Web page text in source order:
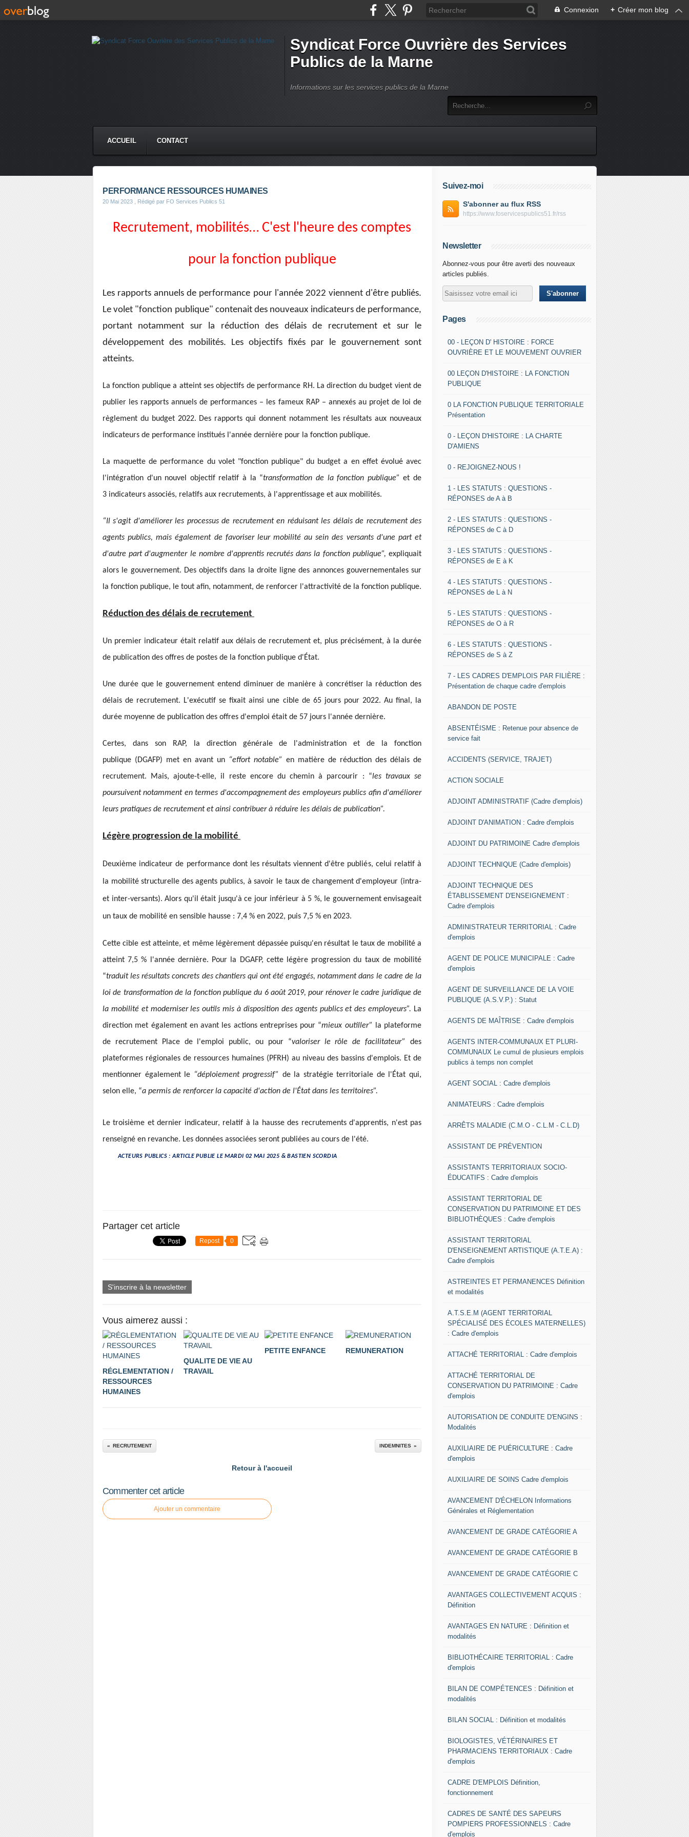
Connexion + Créer mon blog
Syndicat Force Ouvrière des Services
Publics de la Marne
Informations sur les services publics de la Marne
ACCUEIL CONTACT
PERFORMANCE RESSOURCES HUMAINES
20 Mai 2023 , Rédigé par FO Services Publics 51
Recrutement, mobilités… C'est l'heure des comptes
pour la fonction publique
Les rapports annuels de performance pour l'année 2022 viennent d'être publiés.
Le volet "fonction publique" contenait des nouveaux indicateurs de performance,
portant notamment sur la réduction des délais de recrutement et sur le
développement des mobilités. Les objectifs fixés par le gouvernement sont
atteints.
La fonction publique a atteint ses objectifs de performance RH. La direction du budget vient de
publier les rapports annuels de performances – les fameux RAP – annexés au projet de loi de
règlement du budget 2022. Des rapports qui donnent notamment les résultats aux nouveaux
indicateurs de performance institués l'année dernière pour la fonction publique.
La maquette de performance du volet "fonction publique" du budget a en effet évolué avec
l'intégration d'un nouvel objectif relatif à la “transformation de la fonction publique”et de
3 indicateurs associés, relatifs aux recrutements, à l'apprentissage et aux mobilités.
“Il s'agit d'améliorer les processus de recrutement en réduisant les délais de recrutement des
agents publics, mais également de favoriser leur mobilité au sein des versants d'une part et
d'autre part d'augmenter le nombre d'apprentis recrutés dans la fonction publique”, expliquait
alors le gouvernement. Des objectifs dans la droite ligne des annonces gouvernementales sur
la fonction publique, le tout afin, notamment, de renforcer l'attractivité de la fonction publique.
Réduction des délais de recrutement
Un premier indicateur était relatif aux délais de recrutement et, plus précisément, à la durée
de publication des offres de postes de la fonction publique d'État.
Une durée que le gouvernement entend diminuer de manière à concrétiser la réduction des
délais de recrutement. L'exécutif se fixait ainsi une cible de 65 jours pour 2022. Au final, la
durée moyenne de publication des offres d'emploi était de 57 jours l'année dernière.
Certes, dans son RAP, la direction générale de l'administration et de la fonction
publique (DGAFP) met en avant un “effort notable” en matière de réduction des délais de
recrutement. Mais, ajoute-t-elle, il reste encore du chemin à parcourir : “les travaux se
poursuivent notamment en termes d'accompagnement des employeurs publics afin d'améliorer
leurs pratiques de recrutement et ainsi contribuer à réduire les délais de publication”.
Légère progression de la mobilité
Deuxième indicateur de performance dont les résultats viennent d'être publiés, celui relatif à
la mobilité structurelle des agents publics, à savoir le taux de changement d'employeur (intra-
et inter-versants). Alors qu'il était jusqu'à ce jour inférieur à 5 %, le gouvernement envisageait
un taux de mobilité en sensible hausse : 7,4 % en 2022, puis 7,5 % en 2023.
Cette cible est atteinte, et même légèrement dépassée puisqu'en résultat le taux de mobilité a
atteint 7,5 % l'année dernière. Pour la DGAFP, cette légère progression du taux de mobilité
“traduit les résultats concrets des chantiers qui ont été engagés, notamment dans le cadre de la
loi de transformation de la fonction publique du 6 août 2019, pour rénover le cadre juridique de
la mobilité et moderniser les outils mis à disposition des agents publics et des employeurs”. La
direction met également en avant les actions entreprises pour “mieux outiller”
la plateforme
de recrutement Place de l'emploi public, ou pour “valoriser le rôle de facilitateur”des
plateformes régionales de ressources humaines (PFRH) au niveau des bassins d'emplois. Et de
mentionner également le “déploiement progressif” de la stratégie territoriale de l'État qui,
selon elle, “a permis de renforcer la capacité d'action de l'État dans les territoires”.
Le troisième et dernier indicateur, relatif à la hausse des recrutements d'apprentis, n'est pas
renseigné en revanche. Les données associées seront publiées au cours de l'été.
ACTEURS PUBLICS : ARTICLE PUBLIE LE MARDI 02 MAI 2025 & BASTIEN SCORDIA
Partager cet article
Repost 0
S'inscrire à la newsletter
Vous aimerez aussi :
RÉGLEMENTATION /
RESSOURCES
HUMAINES
QUALITE DE VIE AU
TRAVAIL
PETITE ENFANCE REMUNERATION
RECRUTEMENT INDEMNITES
Retour à l'accueil
Commenter cet article
Ajouter un commentaire
Suivez-moi
S'abonner au flux RSS
https://www.foservicespublics51.fr/rss
Newsletter
Abonnez-vous pour être averti des nouveaux
articles publiés.
Pages
00 - LEÇON D' HISTOIRE : FORCE
OUVRIÈRE ET LE MOUVEMENT OUVRIER
00 LEÇON D'HISTOIRE : LA FONCTION
PUBLIQUE
0 LA FONCTION PUBLIQUE TERRITORIALE
Présentation
0 - LEÇON D'HISTOIRE : LA CHARTE
D'AMIENS
0 - REJOIGNEZ-NOUS !
1 - LES STATUTS : QUESTIONS -
RÉPONSES de A à B
2 - LES STATUTS : QUESTIONS -
RÉPONSES de C à D
3 - LES STATUTS : QUESTIONS -
RÉPONSES de E à K
4 - LES STATUTS : QUESTIONS -
RÉPONSES de L à N
5 - LES STATUTS : QUESTIONS -
RÉPONSES de O à R
6 - LES STATUTS : QUESTIONS -
RÉPONSES de S à Z
7 - LES CADRES D'EMPLOIS PAR FILIÈRE :
Présentation de chaque cadre d'emplois
ABANDON DE POSTE
ABSENTÉISME : Retenue pour absence de
service fait
ACCIDENTS (SERVICE, TRAJET)
ACTION SOCIALE
ADJOINT ADMINISTRATIF (Cadre d'emplois)
ADJOINT D'ANIMATION : Cadre d'emplois
ADJOINT DU PATRIMOINE Cadre d'emplois
ADJOINT TECHNIQUE (Cadre d'emplois)
ADJOINT TECHNIQUE DES
ÉTABLISSEMENT D'ENSEIGNEMENT :
Cadre d'emplois
ADMINISTRATEUR TERRITORIAL : Cadre
d'emplois
AGENT DE POLICE MUNICIPALE : Cadre
d'emplois
AGENT DE SURVEILLANCE DE LA VOIE
PUBLIQUE (A.S.V.P.) : Statut
AGENTS DE MAÎTRISE : Cadre d'emplois
AGENTS INTER-COMMUNAUX ET PLURI-
COMMUNAUX Le cumul de plusieurs emplois
publics à temps non complet
AGENT SOCIAL : Cadre d'emplois
ANIMATEURS : Cadre d'emplois
ARRÊTS MALADIE (C.M.O - C.L.M - C.L.D)
ASSISTANT DE PRÉVENTION
ASSISTANTS TERRITORIAUX SOCIO-
ÉDUCATIFS : Cadre d'emplois
ASSISTANT TERRITORIAL DE
CONSERVATION DU PATRIMOINE ET DES
BIBLIOTHÈQUES : Cadre d'emplois
ASSISTANT TERRITORIAL
D'ENSEIGNEMENT ARTISTIQUE (A.T.E.A) :
Cadre d'emplois
ASTREINTES ET PERMANENCES Définition
et modalités
A.T.S.E.M (AGENT TERRITORIAL
SPÉCIALISÉ DES ÉCOLES MATERNELLES)
: Cadre d'emplois
ATTACHÉ TERRITORIAL : Cadre d'emplois
ATTACHÉ TERRITORIAL DE
CONSERVATION DU PATRIMOINE : Cadre
d'emplois
AUTORISATION DE CONDUITE D'ENGINS :
Modalités
AUXILIAIRE DE PUÉRICULTURE : Cadre
d'emplois
AUXILIAIRE DE SOINS Cadre d'emplois
AVANCEMENT D'ÉCHELON Informations
Générales et Réglementation
AVANCEMENT DE GRADE CATÉGORIE A
AVANCEMENT DE GRADE CATÉGORIE B
AVANCEMENT DE GRADE CATÉGORIE C
AVANTAGES COLLECTIVEMENT ACQUIS :
Définition
AVANTAGES EN NATURE : Définition et
modalités
BIBLIOTHÉCAIRE TERRITORIAL : Cadre
d'emplois
BILAN DE COMPÉTENCES : Définition et
modalités
BILAN SOCIAL : Définition et modalités
BIOLOGISTES, VÉTÉRINAIRES ET
PHARMACIENS TERRITORIAUX : Cadre
d'emplois
CADRE D'EMPLOIS Définition,
fonctionnement
CADRES DE SANTÉ DES SAPEURS
POMPIERS PROFESSIONNELS : Cadre
d'emplois